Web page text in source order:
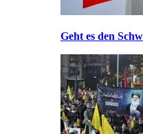
Geht es den